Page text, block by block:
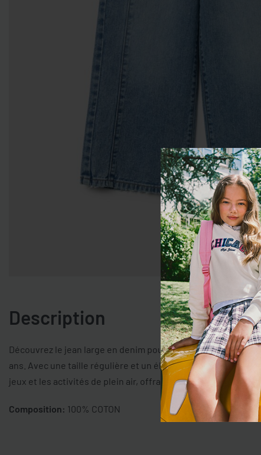
Description
Découvrez le jean large en denim pour fille OVS Kids, en pur
ans. Avec une taille régulière et un élastique arrière pour un
jeux et les activités de plein air, offrant confort et style pour
Composition: 100% COTON